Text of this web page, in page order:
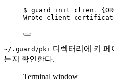
$ guard init client
Wrote
client
~/.guard/pki 디렉터리에 키 페
는지 확인한다.
Terminal window